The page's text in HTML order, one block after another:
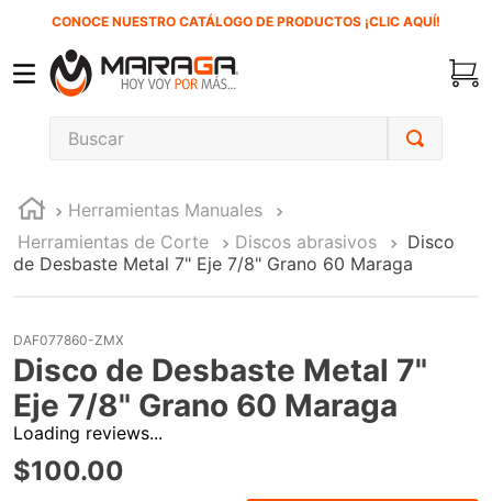
CONOCE NUESTRO CATÁLOGO DE PRODUCTOS ¡CLIC AQUÍ!
Buscar
Herramientas Manuales
Herramientas de Corte
Discos abrasivos
Disco
de Desbaste Metal 7" Eje 7/8" Grano 60 Maraga
DAF077860-ZMX
Disco de Desbaste Metal 7"
Eje 7/8" Grano 60 Maraga
Loading reviews...
$100.00
1.
carbones
2.
inversora
5.
sierra sable
6.
esmeriladora